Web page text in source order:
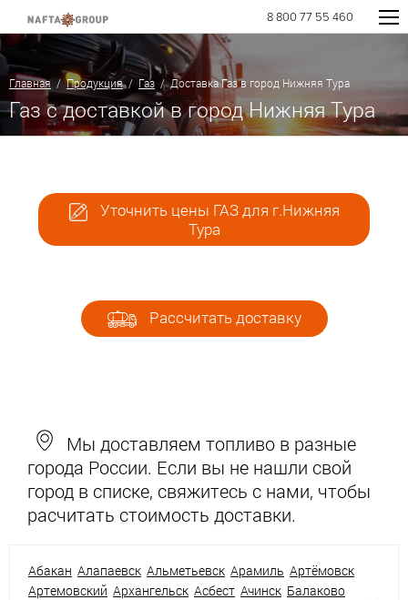
8 800 77 55 460
Главная /Продукция/ Газ / Доставка Газ в город Нижняя Тура
Газ с доставкой в город Нижняя Тура
Уточнить цены ГАЗ для г.Нижняя
Тура
Рассчитать доставку
Мы доставляем топливо в разные
города России. Если вы не нашли свой
город в списке, свяжитесь с нами, чтобы
расчитать стоимость доставки.
Абакан Алапаевск Альметьевск Арамиль Артёмовск
Артемовский Архангельск Асбест Ачинск Балаково